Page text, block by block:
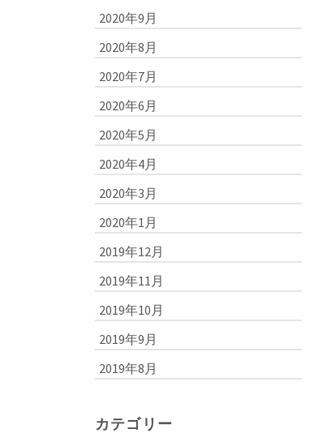
2020年9月
2020年8月
2020年7月
2020年6月
2020年5月
2020年4月
2020年3月
2020年1月
2019年12月
2019年11月
2019年10月
2019年9月
2019年8月
カテゴリー